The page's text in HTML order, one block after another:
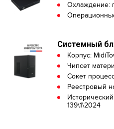
Охлаждение:
Системный
Корпус:
Чипсет
Сокет
Реестровый
139\1\2024